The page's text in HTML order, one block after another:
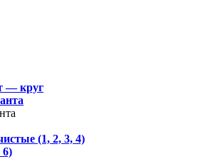
— круг
(1, 2, 3, 4)
6)